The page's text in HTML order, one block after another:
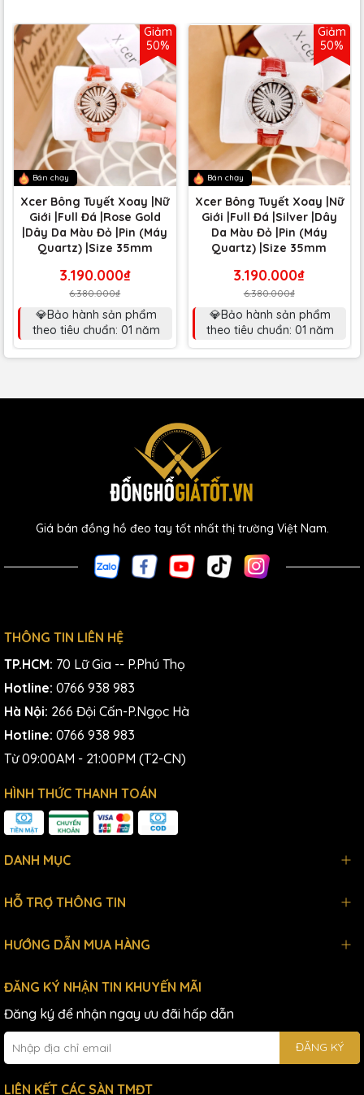
Giảm
50%
Bán chạy
Xcer Bông Tuyết Xoay |Nữ
Giới |Full Đá |Rose Gold
|Dây Da Màu Đỏ |Pin (Máy
Quartz) |Size 35mm
3.190.000₫
6.380.000₫
💎Bảo hành sản phẩm
theo tiêu chuẩn: 01 năm
Giảm
50%
Bán chạy
Xcer Bông Tuyết Xoay |Nữ
Giới |Full Đá |Silver |Dây
Da Màu Đỏ |Pin (Máy
Quartz) |Size 35mm
3.190.000₫
6.380.000₫
💎Bảo hành sản phẩm
theo tiêu chuẩn: 01 năm
Giá bán đồng hồ đeo tay tốt nhất thị trường Việt Nam.
THÔNG TIN LIÊN HỆ
TP.HCM: 70 Lữ Gia -- P.Phú Thọ
Hotline: 0766 938 983
Hà Nội: 266 Đội Cấn-P.Ngọc Hà
Hotline: 0766 938 983
Từ 09:00AM - 21:00PM (T2-CN)
HÌNH THỨC THANH TOÁN
DANH MỤC
HỖ TRỢ THÔNG TIN
HƯỚNG DẪN MUA HÀNG
ĐĂNG KÝ NHẬN TIN KHUYẾN MÃI
Đăng ký để nhận ngay ưu đãi hấp dẫn
ĐĂNG KÝ
LIÊN KẾT CÁC SÀN TMĐT